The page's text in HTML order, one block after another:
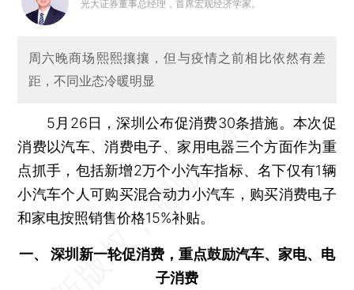
光大证券董事总经理，首席宏观经济学家。
周六晚商场熙熙攘攘，但与疫情之前相比依然有差
距，不同业态冷暖明显
5月26日，深圳公布促消费30条措施。本次促
消费以汽车、消费电子、家用电器三个方面作为重
点抓手，包括新增2万个小汽车指标、名下仅有1辆
小汽车个人可购买混合动力小汽车，购买消费电子
和家电按照销售价格15%补贴。
一、 深圳新一轮促消费，重点鼓励汽车、家电、电
子消费